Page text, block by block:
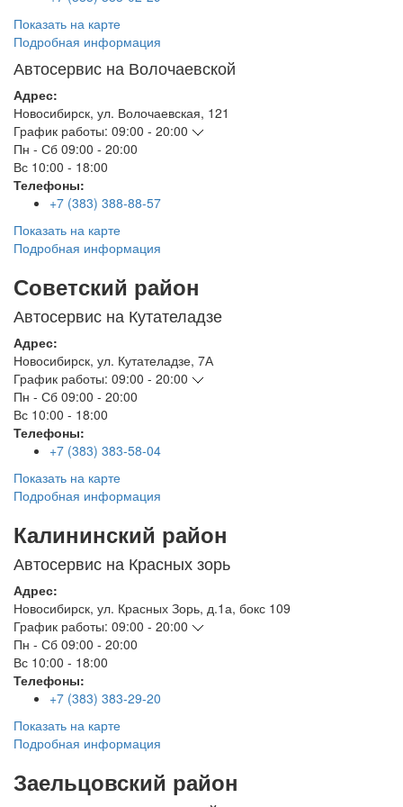
Показать на карте
Подробная информация
Автосервис на Волочаевской
Адрес:
Новосибирск, ул. Волочаевская, 121
График работы: 09:00 - 20:00
Пн - Сб 09:00 - 20:00
Вс 10:00 - 18:00
Телефоны:
+7 (383) 388-88-57
Показать на карте
Подробная информация
Советский район
Автосервис на Кутателадзе
Адрес:
Новосибирск, ул. Кутателадзе, 7А
График работы: 09:00 - 20:00
Пн - Сб 09:00 - 20:00
Вс 10:00 - 18:00
Телефоны:
+7 (383) 383-58-04
Показать на карте
Подробная информация
Калининский район
Автосервис на Красных зорь
Адрес:
Новосибирск, ул. Красных Зорь, д.1а, бокс 109
График работы: 09:00 - 20:00
Пн - Сб 09:00 - 20:00
Вс 10:00 - 18:00
Телефоны:
+7 (383) 383-29-20
Показать на карте
Подробная информация
Заельцовский район